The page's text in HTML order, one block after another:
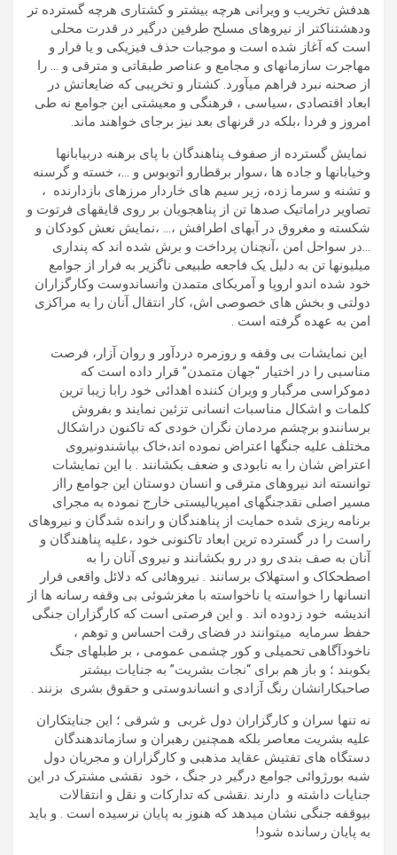
هدفش تخریب و ویرانی هرچه بیشتر و کشتاری هرچه گسترده تر
ودهشتناکتر از نیروهای مسلح طرفین درگیر در قدرت محلی
است که آغاز شده است و موجبات حذف فیزیکی و یا فرار و
مهاجرت سازمانهای و مجامع و عناصر طبقاتی و مترقی و … را
از صحنه نبرد فراهم میآورد. کشتار و تخریبی که ضایعاتش در
ابعاد اقتصادی ،سیاسی ، فرهنگی و معیشتی این جوامع نه طی
امروز و فردا ،بلکه در قرنهای بعد نیز برجای خواهند ماند.
نمایش گسترده از صفوف پناهندگان با پای برهنه دربیابانها
وخیابانها و جاده ها ،سوار برقطارو اتوبوس و …، خسته و گرسنه
و تشنه و سرما زده، زیر سیم های خاردار مرزهای بازدارنده ،
تصاویر دراماتیک صدها تن از پناهجویان بر روی قایقهای فرتوت و
شکسته و مغروق در آبهای اطرافش ،… ،نمایش نعش کودکان و
…در سواحل امن ،آنچنان پرداخت و برش شده اند که پنداری
میلیونها تن به دلیل یک فاجعه طبیعی ناگزیر به فرار از جوامع
خود شده اندو اروپا و آمریکای متمدن وانساندوست وکارگزاران
دولتی و بخش های خصوصی اش، کار انتقال آنان را به مراکزی
امن به عهده گرفته است .
این نمایشات بی وقفه و روزمره دردآور و روان آزار، فرصت
مناسبی را در اختیار “جهان متمدن” قرار داده است که
دموکراسی مرگبار و ویران کننده اهدائی خود رابا زیبا ترین
کلمات و اشکال مناسبات انسانی تزئین نمایند و بفروش
برسانندو برچشم مردمان نگران خودی که تاکنون دراشکال
مختلف علیه جنگها اعتراض نموده اند،خاک بپاشندونیروی
اعتراض شان را به نابودی و ضعف بکشانند . با این نمایشات
توانسته اند نیروهای مترقی و انسان دوستان این جوامع رااز
مسیر اصلی نقدجنگهای امپریالیستی خارج نموده به مجرای
برنامه ریزی شده حمایت از پناهندگان و رانده شدگان و نیروهای
راست را در گسترده ترین ابعاد تاکنونی خود ،علیه پناهندگان و
آنان به صف بندی رو در رو بکشانند و نیروی آنان را به
اصطحکاک و استهلاک برسانند . نیروهائی که دلائل واقعی فرار
انسانها را خواسته یا ناخواسته با مغزشوئی بی وقفه رسانه ها از
اندیشه خود زدوده اند . و این فرصتی است که کارگزاران جنگی
حفظ سرمایه میتوانند در فضای رقت احساس و توهم ،
ناخودآگاهی تحمیلی و کور چشمی عمومی ، بر طبلهای جنگ
بکوبند ؛ و باز هم برای “نجات بشریت” به جنایات بیشتر
صاحبکارانشان رنگ آزادی و انساندوستی و حقوق بشری بزنند .
نه تنها سران و کارگزاران دول غربی و شرقی ؛ این جنایتکاران
علیه بشریت معاصر بلکه همچنین رهبران و سازماندهندگان
دستگاه های تفتیش عقاید مذهبی و کارگزاران و مجریان دول
شبه بورژوائی جوامع درگیر در جنگ ، خود نقشی مشترک در این
جنایات داشته و دارند .نقشی که تدارکات و نقل و انتقالات
بیوقفه جنگی نشان میدهد که هنوز به پایان نرسیده است . و باید
به پایان رسانده شود!